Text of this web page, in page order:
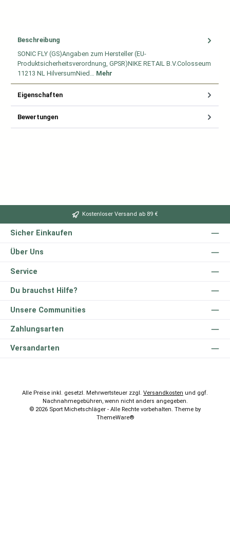
Beschreibung
SONIC FLY (GS)Angaben zum Hersteller (EU-
Produktsicherheitsverordnung, GPSR)NIKE RETAIL B.V.Colosseum
11213 NL HilversumNied… Mehr
Eigenschaften
Bewertungen
Kostenloser Versand ab 89 €
Sicher Einkaufen
Über Uns
Service
Du brauchst Hilfe?
Unsere Communities
Zahlungsarten
Versandarten
Alle Preise inkl. gesetzl. Mehrwertsteuer zzgl. Versandkosten und ggf.
Nachnahmegebühren, wenn nicht anders angegeben.
© 2026 Sport Michetschläger - Alle Rechte vorbehalten. Theme by
ThemeWare®